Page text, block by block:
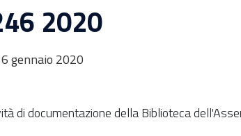
2020
gennaio 2020
di documentazione della Biblioteca